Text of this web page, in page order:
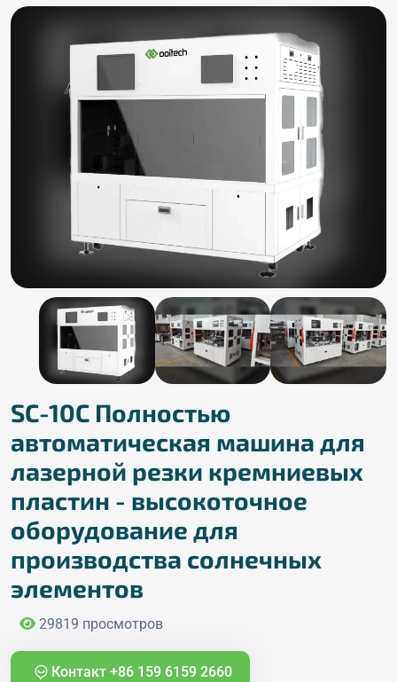
SC-10C Полностью
автоматическая машина для
лазерной резки кремниевых
пластин - высокоточное
оборудование для
производства солнечных
элементов
29819 просмотров
Контакт +86 159 6159 2660